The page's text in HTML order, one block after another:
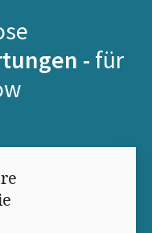
- für